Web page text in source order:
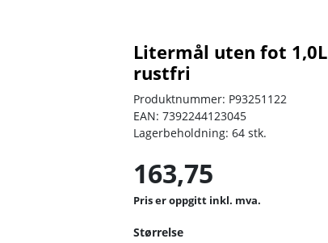
Litermål uten fot 1,0L
rustfri
Produktnummer: P93251122
EAN: 7392244123045
Lagerbeholdning: 64 stk.
163,75
inkl. mva.
Størrelse